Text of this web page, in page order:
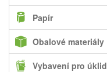
Papír
Obalové materiály
Vybavení pro úklid